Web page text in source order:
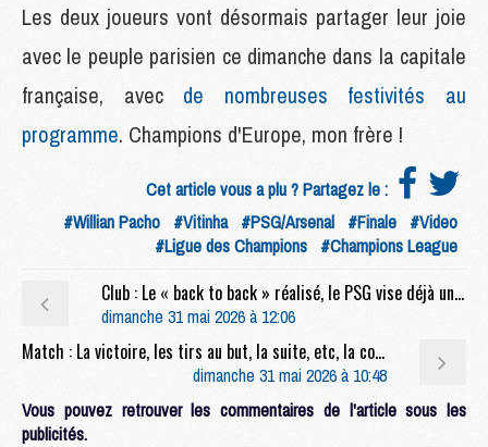
Les deux joueurs vont désormais partager leur joie
avec le peuple parisien ce dimanche dans la capitale
française, avec de nombreuses festivités au
programme. Champions d'Europe, mon frère !
Cet article vous a plu ? Partagez le :
#Willian Pacho #Vitinha #PSG/Arsenal #Finale #Video
#Ligue des Champions #Champions League
Club : Le « back to back » réalisé, le PSG vise déjà une 3e étoile
dimanche 31 mai 2026 à 12:06
Match : La victoire, les tirs au but, la suite, etc, la conf' complète de Luis Enrique après PSG/Arsenal (1-1, 4-3 t.a.b.)
dimanche 31 mai 2026 à 10:48
Vous pouvez retrouver les commentaires de l'article sous les
publicités.